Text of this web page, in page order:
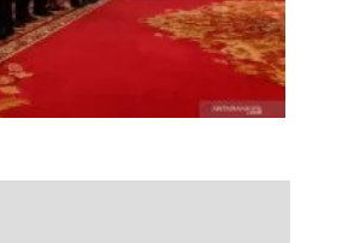
dengan Semarang dan Bali